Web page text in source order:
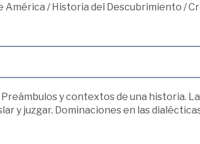
América /Historia del Descubrimiento /
y contextos de una historia.
y juzgar. Dominaciones en las